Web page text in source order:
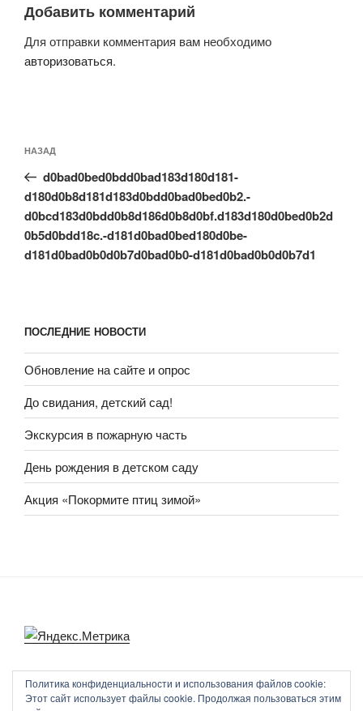
Добавить комментарий
Для отправки комментария вам необходимо
авторизоваться.
по
записям
Предыдущая
запись:
НАЗАД
d0bad0bed0bdd0bad183d180d181-
d180d0b8d181d183d0bdd0bad0bed0b2.-
d0bcd183d0bdd0b8d186d0b8d0bf.d183d180d0bed0b2d
0b5d0bdd18c.-d181d0bad0bed180d0be-
d181d0bad0b0d0b7d0bad0b0-d181d0bad0b0d0b7d1
ПОСЛЕДНИЕ НОВОСТИ
Обновление на сайте и опрос
До свидания, детский сад!
Экскурсия в пожарную часть
День рождения в детском саду
Акция «Покормите птиц зимой»
Политика конфиденциальности и использования файлов сookie:
Этот сайт использует файлы cookie. Продолжая пользоваться этим